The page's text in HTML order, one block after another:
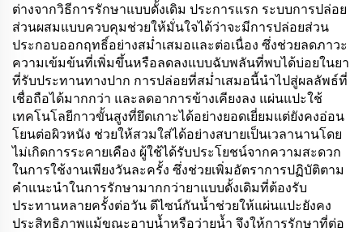
ต่างจากวิธีการรักษาแบบดั้งเดิม ประการแรก ระบบการปล่อย
ส่วนผสมแบบควบคุมช่วยให้มั่นใจได้ว่าจะมีการปล่อยส่วน
ประกอบออกฤทธิ์อย่างสม่ำเสมอและต่อเนื่อง ซึ่งช่วยลดภาวะ
ความเข้มข้นที่เพิ่มขึ้นหรือลดลงแบบฉับพลันที่พบได้บ่อยในยา
ที่รับประทานทางปาก การปล่อยที่สม่ำเสมอนี้นำไปสู่ผลลัพธ์ที่
เชื่อถือได้มากกว่า และลดอาการข้างเคียงลง แผ่นแปะใช้
เทคโนโลยีกาวขั้นสูงที่ยึดเกาะได้อย่างยอดเยี่ยมแต่ยังคงอ่อน
โยนต่อผิวหนัง ช่วยให้สวมใส่ได้อย่างสบายเป็นเวลานานโดย
ไม่เกิดการระคายเคือง ผู้ใช้ได้รับประโยชน์จากความสะดวก
ในการใช้งานเพียงวันละครั้ง ซึ่งช่วยเพิ่มอัตราการปฏิบัติตาม
คำแนะนำในการรักษามากกว่ายาแบบดั้งเดิมที่ต้องรับ
ประทานหลายครั้งต่อวัน ดีไซน์กันน้ำช่วยให้แผ่นแปะยังคง
ประสิทธิภาพแม้ขณะอาบน้ำหรือว่ายน้ำ จึงให้การรักษาที่ต่อ